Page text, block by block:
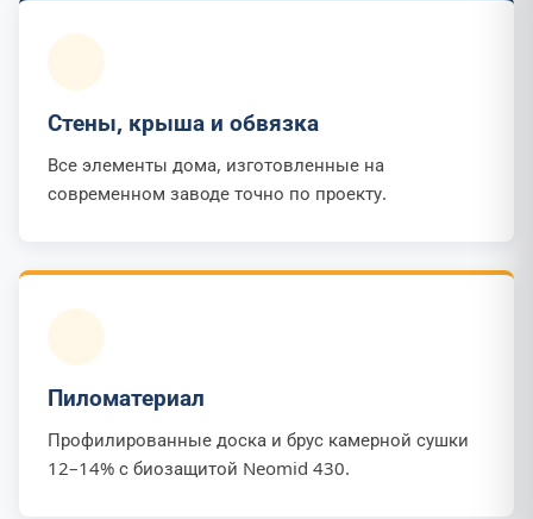
Стены, крыша и обвязка
Все элементы дома, изготовленные на
современном заводе точно по проекту.
Пиломатериал
Профилированные доска и брус камерной сушки
12–14% с биозащитой Neomid 430.